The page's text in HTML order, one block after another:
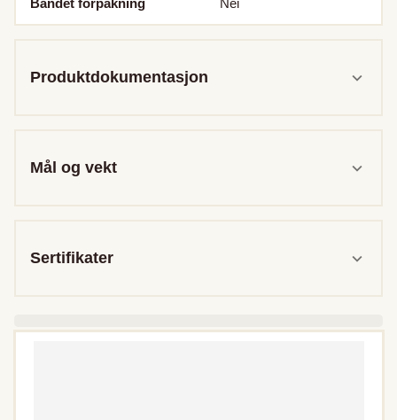
Båndet forpakning Nei
Produktdokumentasjon
Mål og vekt
Sertifikater